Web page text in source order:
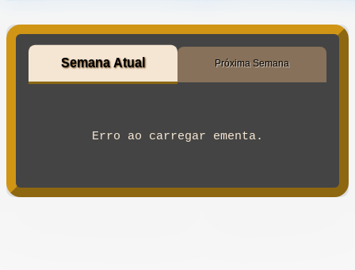
Semana Atual Próxima Semana
Erro ao carregar ementa.